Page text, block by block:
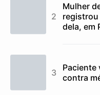
Mulher
registrou
dela, em
Paciente
contra